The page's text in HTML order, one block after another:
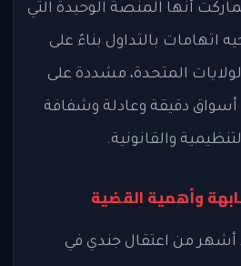
أنها المنصة الوحيدة التي
اتهامات بالتداول بناءً على
المتحدة، مشددة على
أسواق دقيقة وعادلة وشفافة
والقانونية.
وأهمية القضية
أشهر من اعتقال جندي في